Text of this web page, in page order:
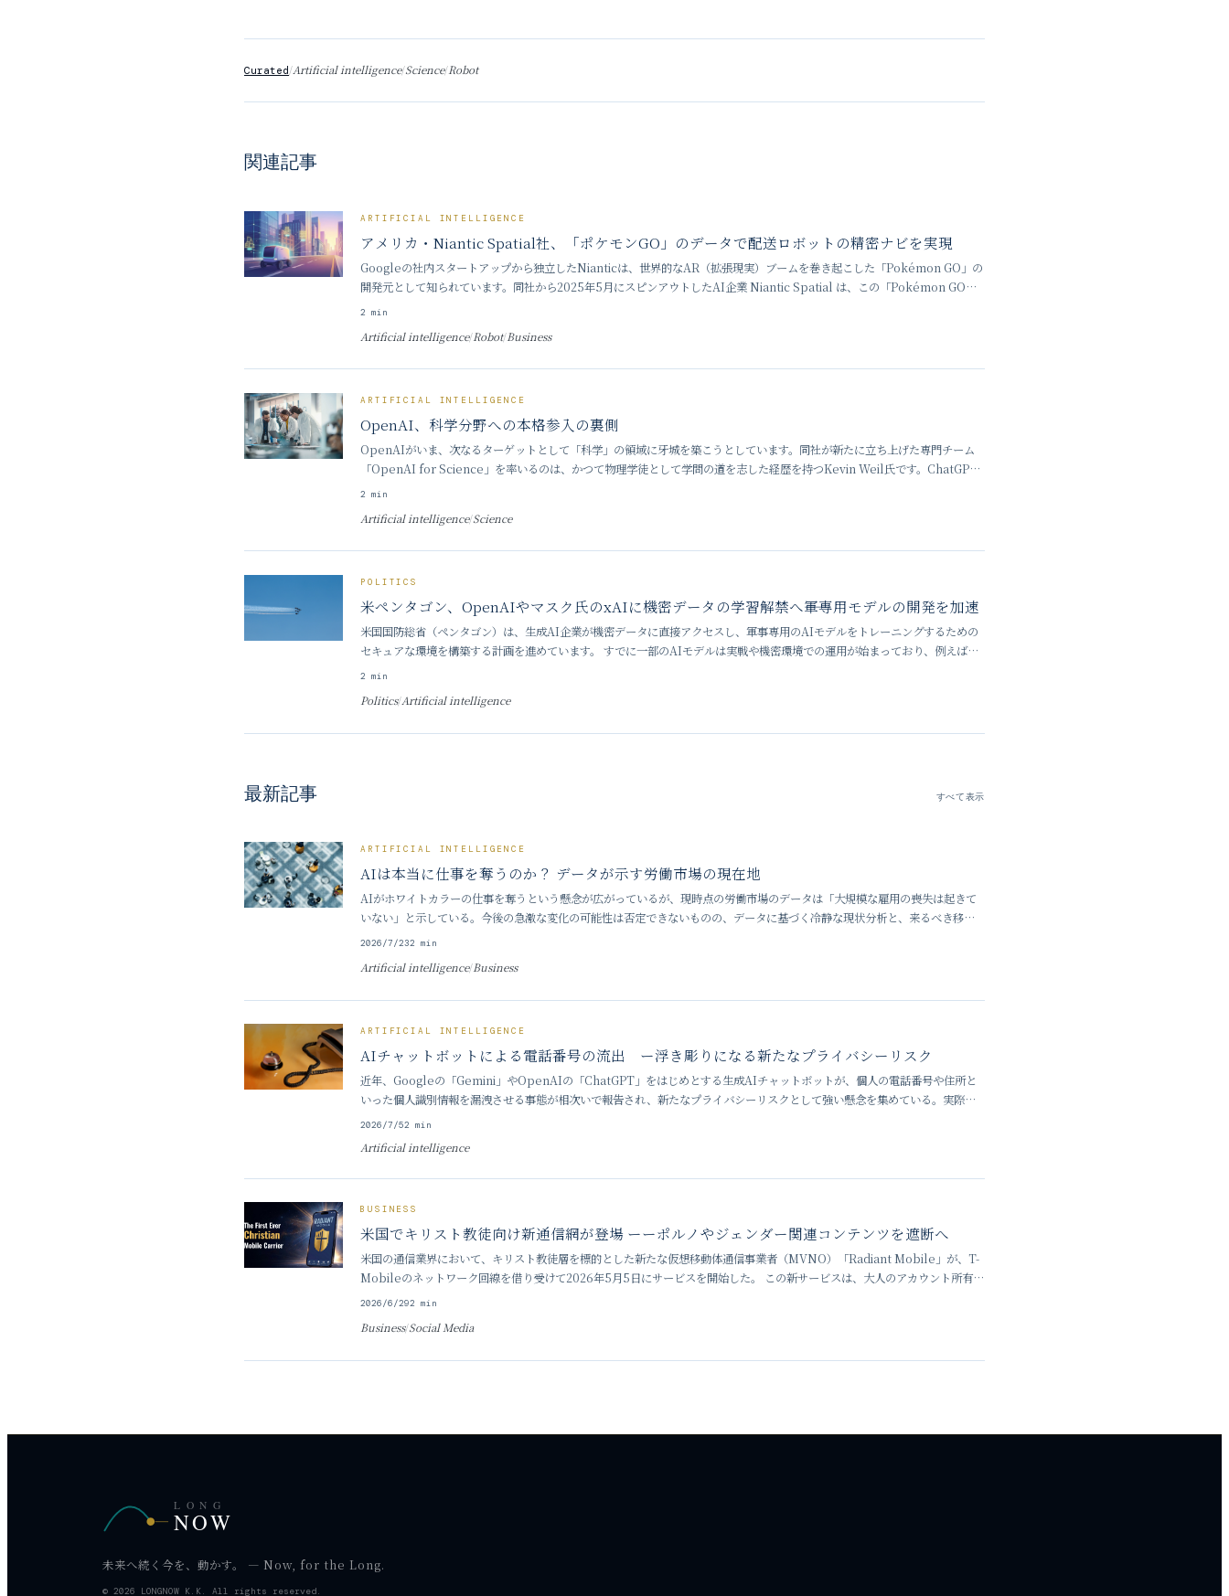
Curated/Artificial intelligence/Science/Robot
関連記事
ARTIFICIAL INTELLIGENCE
アメリカ・Niantic Spatial社、「ポケモンGO」のデータで配送ロボットの精密ナビを実現
Googleの社内スタートアップから独立したNianticは、世界的なAR（拡張現実）ブームを巻き起こした「Pokémon GO」の
開発元として知られています。同社から2025年5月にスピンアウトしたAI企業 Niantic Spatial は、この「Pokémon GO」
を通じて蓄積された膨大な画
2 min
Artificial intelligence/Robot/Business
ARTIFICIAL INTELLIGENCE
OpenAI、科学分野への本格参入の裏側
OpenAIがいま、次なるターゲットとして「科学」の領域に牙城を築こうとしています。同社が新たに立ち上げた専門チーム
「OpenAI for Science」を率いるのは、かつて物理学徒として学問の道を志した経歴を持つKevin Weil氏です。ChatGPT
の登場から3年、私たちの日常を変えたAI技
2 min
Artificial intelligence/Science
POLITICS
米ペンタゴン、OpenAIやマスク氏のxAIに機密データの学習解禁へ――軍専用モデルの開発を加速
米国国防総省（ペンタゴン）は、生成AI企業が機密データに直接アクセスし、軍事専用のAIモデルをトレーニングするための
セキュアな環境を構築する計画を進めています。 すでに一部のAIモデルは実戦や機密環境での運用が始まっており、例えば
Anthropic社の「Claude」は、イランにおける標的分析などの
2 min
Politics/Artificial intelligence
最新記事 すべて表示
ARTIFICIAL INTELLIGENCE
AIは本当に仕事を奪うのか？ データが示す労働市場の現在地
AIがホワイトカラーの仕事を奪うという懸念が広がっているが、現時点の労働市場のデータは「大規模な雇用の喪失は起きて
いない」と示している。今後の急激な変化の可能性は否定できないものの、データに基づく冷静な現状分析と、来るべき移行
期への備えが求められている。 ■ 「AIによる雇用崩壊」はデータで裏付けら
2026/7/232 min
Artificial intelligence/Business
ARTIFICIAL INTELLIGENCE
AIチャットボットによる電話番号の流出 ー浮き彫りになる新たなプライバシーリスク
近年、Googleの「Gemini」やOpenAIの「ChatGPT」をはじめとする生成AIチャットボットが、個人の電話番号や住所と
いった個人識別情報を漏洩させる事態が相次いで報告され、新たなプライバシーリスクとして強い懸念を集めている。実際
に、見知らぬ人からの着信が殺到したり、AIの誤った案内によ
2026/7/52 min
Artificial intelligence
BUSINESS
米国でキリスト教徒向け新通信網が登場 ーーポルノやジェンダー関連コンテンツを遮断へ
米国の通信業界において、キリスト教徒層を標的とした新たな仮想移動体通信事業者（MVNO）「Radiant Mobile」が、T-
Mobileのネットワーク回線を借り受けて2026年5月5日にサービスを開始した。 この新サービスは、大人のアカウント所有者
であっても解除することができないネットワークレベ
2026/6/292 min
Business/Social Media
LONG
NOW
未来へ続く今を、動かす。 — Now, for the Long.
© 2026 LONGNOW K.K. All rights reserved.